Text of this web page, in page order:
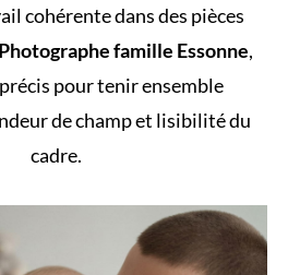
cohérente dans des pièces
Photographe famille Essonne,
pour tenir ensemble
de champ et lisibilité du
cadre.